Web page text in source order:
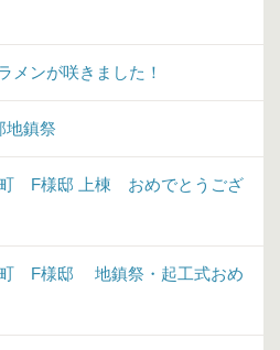
メンが咲きました！
地鎮祭
F様邸 上棟 おめでとうござ
F様邸 地鎮祭・起工式おめ